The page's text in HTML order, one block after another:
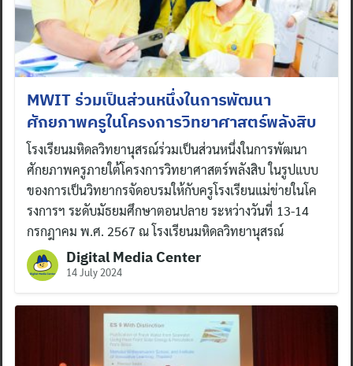
MWIT ร่วมเป็นส่วนหนึ่งในการพัฒนา
ศักยภาพครูในโครงการวิทยาศาสตร์พลังสิบ
โรงเรียนมหิดลวิทยานุสรณ์ร่วมเป็นส่วนหนึ่งในการพัฒนา
ศักยภาพครูภายใต้โครงการวิทยาศาสตร์พลังสิบ ในรูปแบบ
ของการเป็นวิทยากรจัดอบรมให้กับครูโรงเรียนแม่ข่ายในโค
รงการฯ ระดับมัธยมศึกษาตอนปลาย ระหว่างวันที่ 13-14
กรกฎาคม พ.ศ. 2567 ณ โรงเรียนมหิดลวิทยานุสรณ์
Digital Media Center
14 July 2024